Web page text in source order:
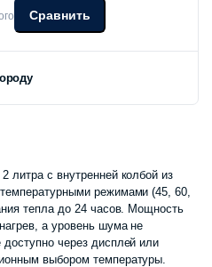
000 сум.
Сравнить
литра с внутренней колбой из
режимами (45, 60,
тепла до 24 часов. Мощность
а уровень шума не
через дисплей или
выбором температуры.